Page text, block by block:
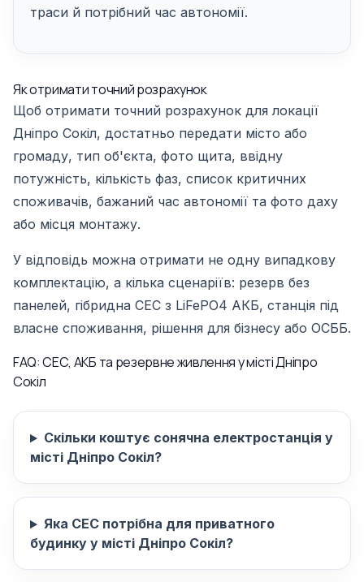
траси й потрібний час автономії.
Як отримати точний розрахунок
Щоб отримати точний розрахунок для локації
Дніпро Сокіл, достатньо передати місто або
громаду, тип об'єкта, фото щита, ввідну
потужність, кількість фаз, список критичних
споживачів, бажаний час автономії та фото даху
або місця монтажу.
У відповідь можна отримати не одну випадкову
комплектацію, а кілька сценаріїв: резерв без
панелей, гібридна СЕС з LiFePO4 АКБ, станція під
власне споживання, рішення для бізнесу або ОСББ.
FAQ: СЕС, АКБ та резервне живлення у місті Дніпро
Сокіл
Скільки коштує сонячна електростанція у
місті Дніпро Сокіл?
Яка СЕС потрібна для приватного
будинку у місті Дніпро Сокіл?